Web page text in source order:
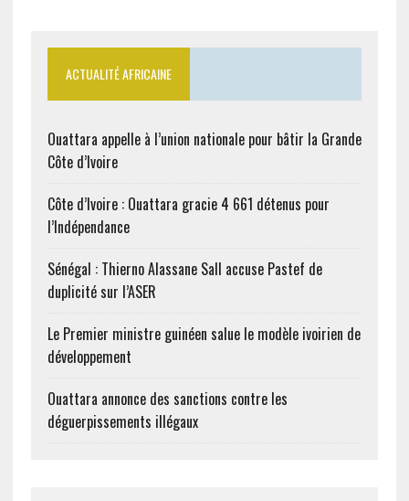
ACTUALITÉ AFRICAINE
Ouattara appelle à l’union nationale pour bâtir la Grande
Côte d’Ivoire
Côte d’Ivoire : Ouattara gracie 4 661 détenus pour
l’Indépendance
Sénégal : Thierno Alassane Sall accuse Pastef de
duplicité sur l’ASER
Le Premier ministre guinéen salue le modèle ivoirien de
développement
Ouattara annonce des sanctions contre les
déguerpissements illégaux